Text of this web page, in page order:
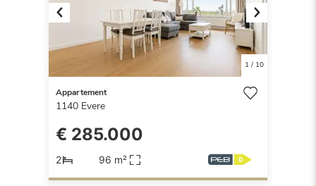
Previous Next
1/ 10
Appartement
1140 Evere
€ 285.000
2 96 m²